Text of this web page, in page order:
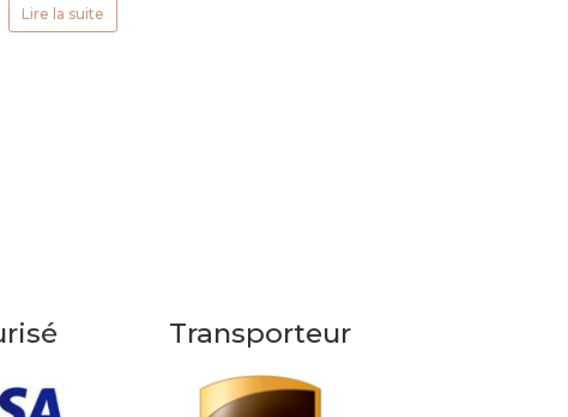
Lire la suite
Transporteur